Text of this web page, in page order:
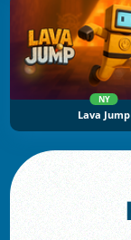
NY
Lava Jump